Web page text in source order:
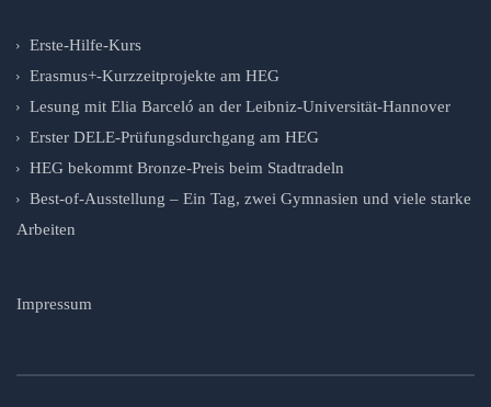
Erste-Hilfe-Kurs
Erasmus+-Kurzzeitprojekte am HEG
Lesung mit Elia Barceló an der Leibniz-Universität-Hannover
Erster DELE-Prüfungsdurchgang am HEG
HEG bekommt Bronze-Preis beim Stadtradeln
Best-of-Ausstellung – Ein Tag, zwei Gymnasien und viele starke
Arbeiten
Impressum